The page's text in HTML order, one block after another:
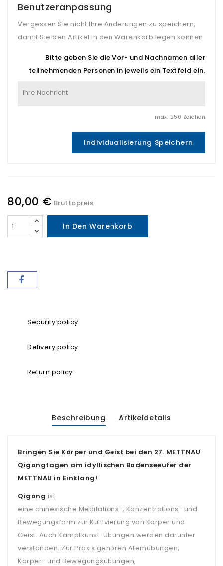
Benutzeranpassung
Vergessen Sie nicht Ihre Änderungen zu speichern,
damit Sie den Artikel in den Warenkorb legen können
Bitte geben Sie die Vor- und Nachnamen aller
teilnehmenden Personen in jeweils ein Textfeld ein.
max. 250 Zeichen
Individualisierung Speichern
80,00 € Bruttopreis
In Den Warenkorb
Security policy
Delivery policy
Return policy
Beschreibung Artikeldetails
Bringen Sie Körper und Geist bei den 27. METTNAU
Qigongtagen am idyllischen Bodenseeufer der
METTNAU in Einklang!
Qigong ist
eine chinesische Meditations-, Konzentrations- und
Bewegungsform zur Kultivierung von Körper und
Geist. Auch Kampfkunst-Übungen werden darunter
verstanden. Zur Praxis gehören Atemübungen,
Körper- und Bewegungsübungen,